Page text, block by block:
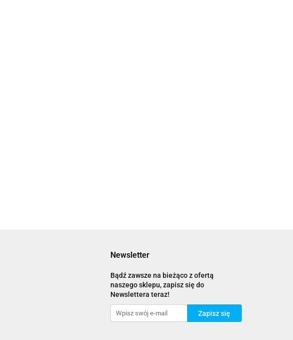
Newsletter
Bądź zawsze na bieżąco z ofertą
naszego sklepu, zapisz się do
Newslettera teraz!